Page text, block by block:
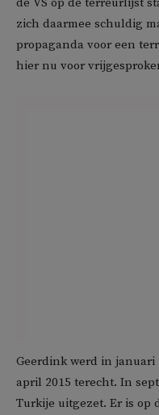
zich daarmee schuldig
propaganda voor een
hier nu voor
Geerdink werd in januari
april 2015 terecht. In
Turkije uitgezet. Er is op